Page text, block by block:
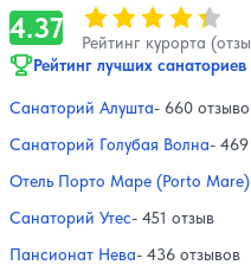
4.37 Оценка, количество
Рейтинг курорта
Рейтинг лучших
Санаторий Алушта- 660
Санаторий Голубая Волна- 469
Отель Порто Маре (Porto Mare)
Санаторий Утес- 451 отзыв
Пансионат Нева- 436 отзывов